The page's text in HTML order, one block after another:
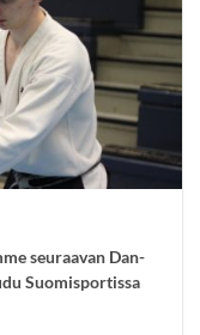
seuraavan Dan-
Suomisportissa